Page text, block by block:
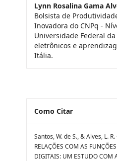
Lynn Rosalina Gama
Bolsista de
Inovadora do CNPq -
Universidade Federal
eletrônicos e
Itália.
Como Citar
Santos, W. de S., & Alves, L.
RELAÇÕES COM AS
DIGITAIS: UM ESTUDO COM